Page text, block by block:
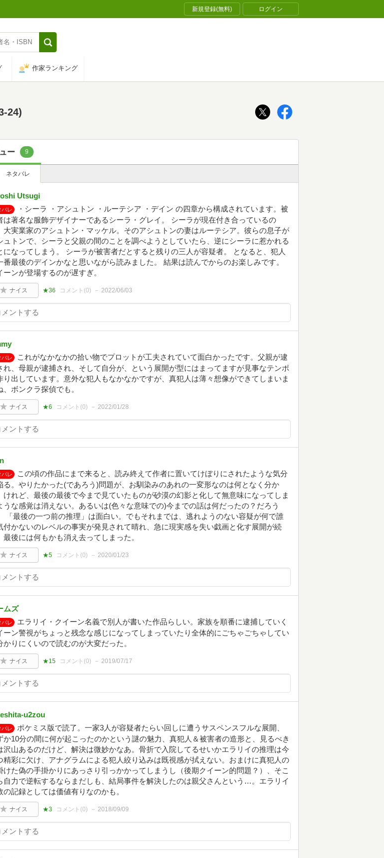
新規登録(無料) ログイン
作家ランキング
24)
ー 9
ネタバレ
Utsugi
バレ
・シーラ ・アシュトン ・ルーテシア ・デイン の四章から構成されています。被
は著名な服飾デザイナーであるシーラ・グレイ。 シーラが現在付き合っているの
大実業家のアシュトン・マッケル。そのアシュトンの妻はルーテシア。彼らの息子が
ュトンで、シーラと父親の間のことを調べようとしていたら、逆にシーラに惹かれる
になってしまう。 シーラが被害者だとすると残りの三人が容疑者。 となると、犯人
番最後のデインかなと思いながら読みました。 結果は読んでからのお楽しみです。
ーンが登場するのが遅すぎ。
ナイス ★36 コメント(0) 2022/06/03
バレ
これがなかなかの拾い物でプロットが工夫されていて面白かったです。父親が逮
れ、母親が逮捕され、そして自分が、という展開が型にはまってますが見事なテンポ
り出しています。意外な犯人もなかなかですが、真犯人は薄々想像ができてしまいま
、ボンクラ探偵でも。
ナイス ★6 コメント(0) 2022/01/28
バレ
この頃の作品にまで来ると、読み終えて作者に置いてけぼりにされたような気分
る。やりたかった(であろう)問題が、お馴染みのあれの一変形なのは何となく分か
けれど、最後の最後で今まで見ていたものが砂漠の幻影と化して無意味になってしま
うな感覚は消えない。あるいは(色々な意味での)今までの話は何だったの？だろう
「最後の一つ前の推理」は面白い。でもそれまでは、逃れようのない容疑が何で誰
付かないのレベルの事実が発見されて晴れ、急に現実感を失い戯画と化す展開が続
最後には何もかも消え去ってしまった。
ナイス ★5 コメント(0) 2020/01/23
ムズ
バレ
エラリイ・クイーン名義で別人が書いた作品らしい。家族を順番に逮捕していく
ーン警視がちょっと残念な感じになってしまっていたり全体的にごちゃごちゃしてい
かりにくいので読むのが大変だった。
ナイス ★15 コメント(0) 2019/07/17
u2zou
バレ
ポケミス版で読了。一家3人が容疑者たらい回しに遭うサスペンスフルな展開、
か10分の間に何が起こったのかという謎の魅力、真犯人＆被害者の造形と、見るべき
沢山あるのだけど、解決は微妙かなあ。骨折で入院してるせいかエラリイの推理は今
精彩に欠け、アナグラムによる犯人絞り込みは既視感が拭えない。おまけに真犯人の
けた偽の手掛かりにあっさり引っかかってしまうし（後期クイーン的問題？）、そこ
自力で逆転するならまだしも、結局事件を解決したのは親父さんという…。エラリイ
の記録としては価値有りなのかも。
ナイス ★3 コメント(0) 2018/09/09